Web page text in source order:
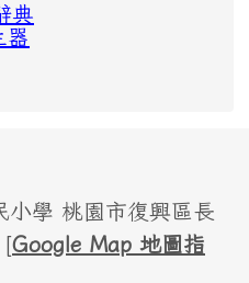
典
器
小學 桃園市復興區長
[Google Map 地圖指